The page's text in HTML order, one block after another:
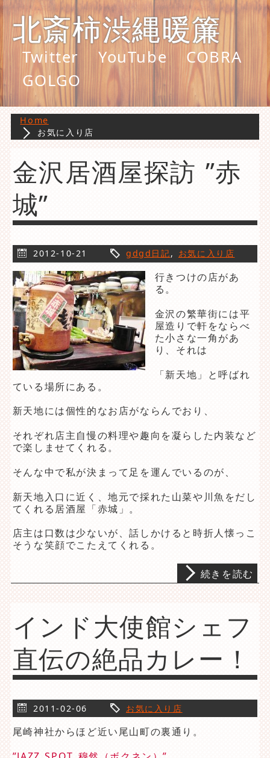
北斎柿渋縄暖簾
Twitter YouTube
COBRA
GOLGO
Home
お気に入り店
金沢居酒屋探訪 ”赤
城”
2012-10-21 gdgd日記, お気に入り店
行きつけの店があ
る。
金沢の繁華街には平
屋造りで軒をならべ
た小さな一角があ
り、それは
「新天地」と呼ばれ
ている場所にある。
新天地には個性的なお店がならんでおり、
それぞれ店主自慢の料理や趣向を凝らした内装など
で楽しませてくれる。
そんな中で私が決まって足を運んでいるのが、
新天地入口に近く、地元で採れた山菜や川魚をだし
てくれる居酒屋「赤城」。
店主は口数は少ないが、話しかけると時折人懐っこ
そうな笑顔でこたえてくれる。
続きを読む
インド大使館シェフ
直伝の絶品カレー！
2011-02-06 お気に入り店
尾崎神社からほど近い尾山町の裏通り。